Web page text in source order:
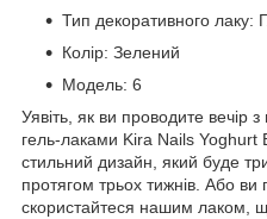
Тип декоративного лаку:
Колір: Зелений
Модель: 6
Уявіть, як ви проводите вечір
гель-лаками Kira Nails
стильний дизайн, який буде
протягом трьох тижнів. Або ви
скористайтеся нашим лаком,